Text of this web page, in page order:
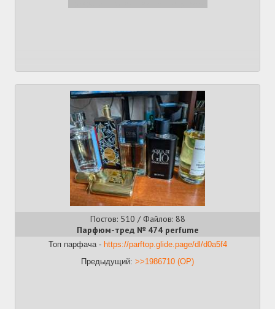
Постов: 510 / Файлов: 88
Парфюм-тред № 474 perfume
Топ парфача - https://parftop.glide.page/dl/d0a5f4
Предыдущий: >>1986710 (OP)